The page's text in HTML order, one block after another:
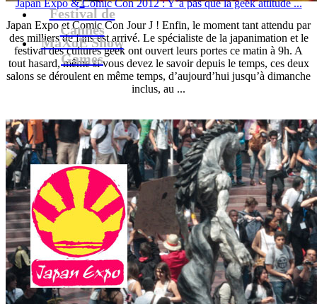
Festival de
Cannes
MaXoE Show
Games
Japan Expo & Comic Con 2012 : Y’a pas que la geek attitude ...
Japan Expo et Comic Con Jour J ! Enfin, le moment tant attendu par
des milliers de fans est arrivé. Le spécialiste de la japanimation et le
festival des cultures geek ont ouvert leurs portes ce matin à 9h. A
tout hasard, même si vous devez le savoir depuis le temps, ces deux
salons se déroulent en même temps, d’aujourd’hui jusqu’à dimanche
inclus, au ...